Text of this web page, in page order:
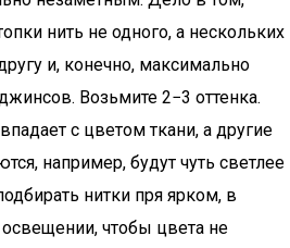
нить не одного, а нескольких
и, конечно, максимально
Возьмите 2−3 оттенка.
с цветом ткани, а другие
например, будут чуть светлее
нитки пря ярком, в
чтобы цвета не